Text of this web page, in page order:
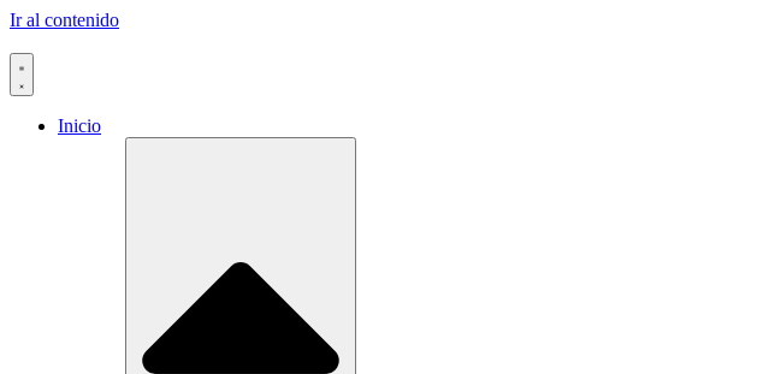
Ir al contenido
Inicio